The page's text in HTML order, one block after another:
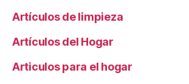
Artículos de limpieza
Artículos del Hogar
Articulos para el hogar